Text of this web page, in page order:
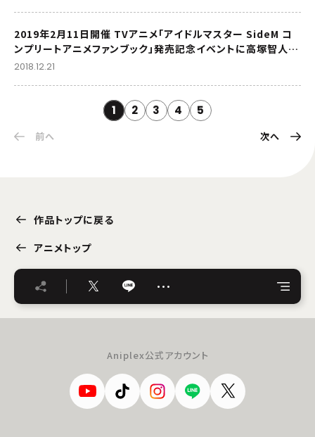
2019年2月11日開催 TVアニメ「アイドルマスター SideM コ
ンプリートアニメファンブック」発売記念イベントに高塚智人さ
ん、千葉翔也さんが出演決定！
2018.12.21
1 2 3 4 5
前へ 次へ
作品トップに戻る
アニメトップ
…
Aniplex公式アカウント